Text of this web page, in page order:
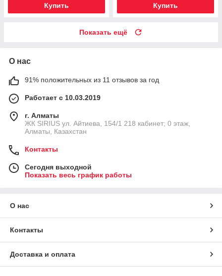
Купить Купить
Показать ещё
О нас
91% положительных из 11 отзывов за год
Работает с 10.03.2019
г. Алматы
​ЖК SIRIUS​ ул. Айтиева, 154/1​ 218 кабинет; 0 этаж,
Алматы, Казахстан
Контакты
Сегодня выходной
Показать весь график работы
О нас
Контакты
Доставка и оплата